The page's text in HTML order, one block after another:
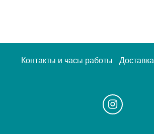
Контакты и часы работы